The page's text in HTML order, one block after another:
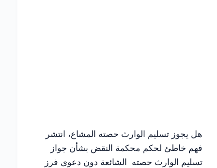
هل يجوز تسليم الوارث حصته المشاع، انتشر
فهم خاطئ لحكم محكمة النقض بشأن جواز
تسليم الوارث حصته الشائعة دون دعوى فرز